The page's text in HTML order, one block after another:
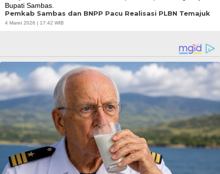
Pemkab Sambas dan BNPP Pacu Realisasi PLBN Temajuk
4 Maret 2026 | 17:42 WIB